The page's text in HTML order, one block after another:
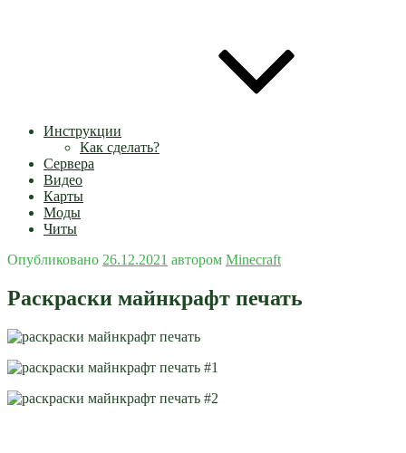
Инструкции
Как сделать?
Сервера
Видео
Карты
Моды
Читы
Опубликовано 26.12.2021 автором Minecraft
Раскраски майнкрафт печать